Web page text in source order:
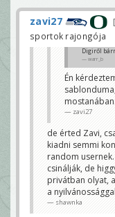
zavi27
sportok rajongója
Digiről
warr_b
Én
zavi27
de érted Zavi,
kiadni semmi
random
csinálják, de
privátban olyat,
a
shawnka